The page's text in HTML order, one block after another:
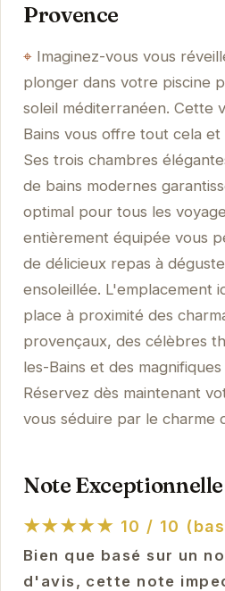
Provence
Imaginez-vous vous
plonger dans votre piscine
soleil méditerranéen. Cette
Bains vous offre tout cela
Ses trois chambres
de bains modernes
optimal pour tous les
entièrement équipée vous
de délicieux repas à
ensoleillée. L'emplacement
place à proximité des
provençaux, des célèbres
les-Bains et des
Réservez dès maintenant
vous séduire par le charme
Note
★★★★★ 10 / 10
Bien que basé sur un
d'avis, cette note